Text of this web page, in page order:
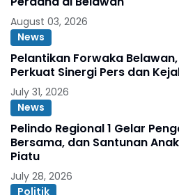
August 03, 2026
News
Pelantikan Forwaka
Perkuat Sinergi Pers dan
July 31, 2026
News
Pelindo Regional 1 Gelar
Bersama, dan Santunan
Piatu
July 28, 2026
Politik